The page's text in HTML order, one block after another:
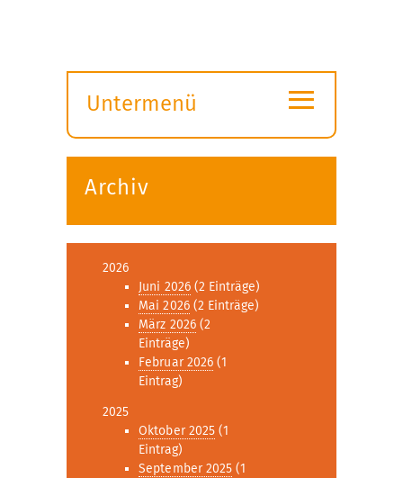
Untermenü
öffnen
≡
Archiv
2026
Juni 2026(2 Einträge)
Mai 2026(2 Einträge)
März 2026(2
Einträge)
Februar 2026 (1
Eintrag)
2025
Oktober 2025 (1
Eintrag)
September 2025 (1